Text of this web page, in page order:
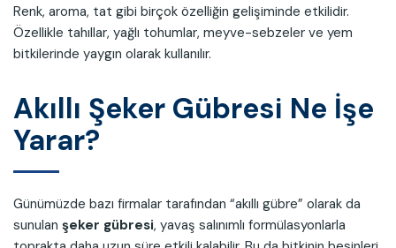
Renk, aroma, tat gibi birçok özelliğin gelişiminde etkilidir.
Özellikle tahıllar, yağlı tohumlar, meyve-sebzeler ve yem
bitkilerinde yaygın olarak kullanılır.
Akıllı Şeker Gübresi Ne İşe
Yarar?
Günümüzde bazı firmalar tarafından “akıllı gübre” olarak da
sunulan şeker gübresi, yavaş salınımlı formülasyonlarla